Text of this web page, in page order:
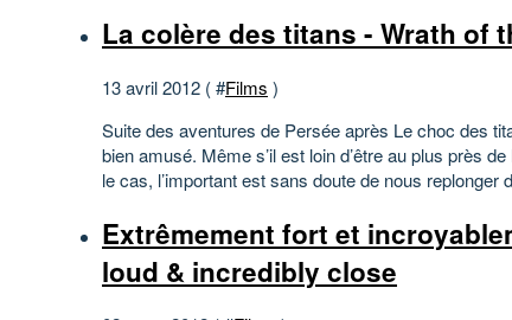
La colère des titans - Wrath of
13 avril 2012 ( #Films )
Suite des aventures de Persée après Le choc des
bien amusé. Même s’il est loin d’être au plus près
le cas, l’important est sans doute de nous replonger
Extrêmement fort et
loud & incredibly close